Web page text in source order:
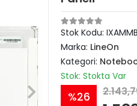
Stok Kodu:
Marka: LineOn
Kategori:
Stok: Stokta Var
%26